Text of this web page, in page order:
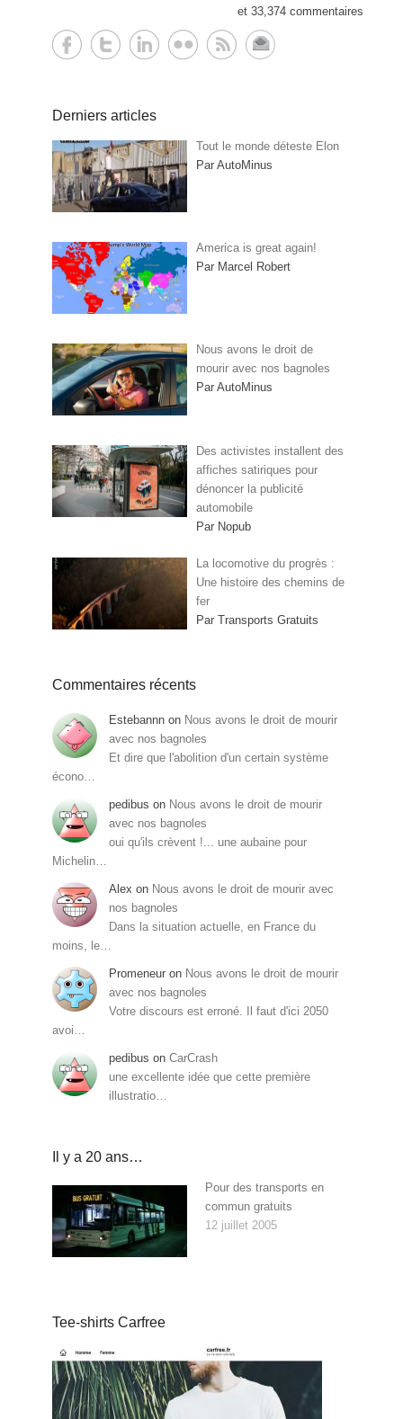
et 33,374 commentaires
Derniers articles
Tout le monde déteste Elon
Par AutoMinus
America is great again!
Par Marcel Robert
Nous avons le droit de
mourir avec nos bagnoles
Par AutoMinus
Des activistes installent des
affiches satiriques pour
dénoncer la publicité
automobile
Par Nopub
La locomotive du progrès :
Une histoire des chemins de
fer
Par Transports Gratuits
Commentaires récents
Estebannn on Nous avons le droit de mourir
avec nos bagnoles
Et dire que l'abolition d'un certain système
écono…
pedibus on Nous avons le droit de mourir
avec nos bagnoles
oui qu'ils crèvent !... une aubaine pour
Michelin…
Alex on Nous avons le droit de mourir avec
nos bagnoles
Dans la situation actuelle, en France du
moins, le…
Promeneur on Nous avons le droit de mourir
avec nos bagnoles
Votre discours est erroné. Il faut d'ici 2050
avoi…
pedibus on CarCrash
une excellente idée que cette première
illustratio…
Il y a 20 ans…
Pour des transports en
commun gratuits
12 juillet 2005
Tee-shirts Carfree